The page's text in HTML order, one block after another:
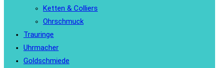
Ketten & Colliers
Ohrschmuck
Trauringe
Uhrmacher
Goldschmiede